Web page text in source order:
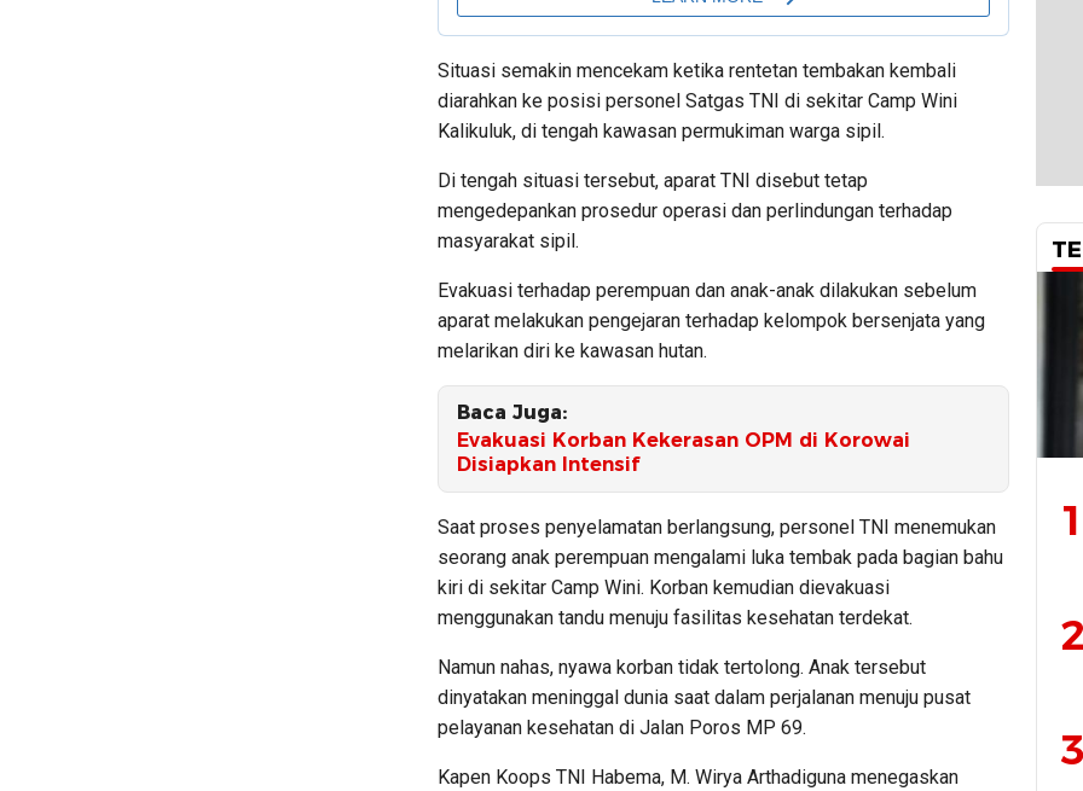
Situasi semakin mencekam ketika rentetan tembakan kembali
diarahkan ke posisi personel Satgas TNI di sekitar Camp Wini
Kalikuluk, di tengah kawasan permukiman warga sipil.
Di tengah situasi tersebut, aparat TNI disebut tetap
mengedepankan prosedur operasi dan perlindungan terhadap
masyarakat sipil.
Evakuasi terhadap perempuan dan anak-anak dilakukan sebelum
aparat melakukan pengejaran terhadap kelompok bersenjata yang
melarikan diri ke kawasan hutan.
Baca Juga:
Evakuasi Korban Kekerasan OPM di Korowai
Disiapkan Intensif
Saat proses penyelamatan berlangsung, personel TNI menemukan
seorang anak perempuan mengalami luka tembak pada bagian bahu
kiri di sekitar Camp Wini. Korban kemudian dievakuasi
menggunakan tandu menuju fasilitas kesehatan terdekat.
Namun nahas, nyawa korban tidak tertolong. Anak tersebut
dinyatakan meninggal dunia saat dalam perjalanan menuju pusat
pelayanan kesehatan di Jalan Poros MP 69.
Kapen Koops TNI Habema, M. Wirya Arthadiguna menegaskan
1
2
3